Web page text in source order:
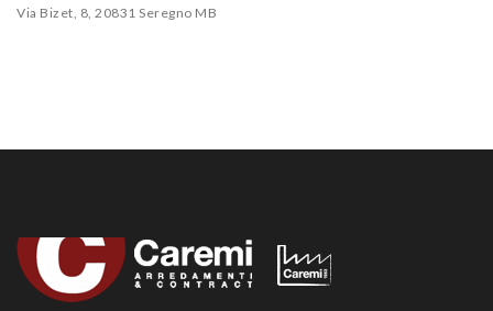
Via Bizet, 8, 20831 Seregno MB